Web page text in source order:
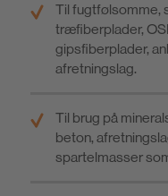
Til fugtfølsomme,
træfiberplader,
gipsfiberplader,
afretningslag.
Til brug på
beton,
spartelmasser